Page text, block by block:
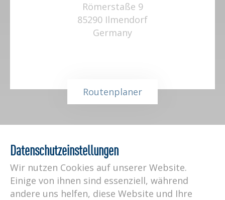
Römerstaße 9
85290 Ilmendorf
Germany
Routenplaner
Ihre Telefonnummer
Datenschutzeinstellungen
Wir nutzen Cookies auf unserer Website.
Einige von ihnen sind essenziell, während
andere uns helfen, diese Website und Ihre